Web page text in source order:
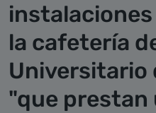
la cafetería
Universitario
"que prestan